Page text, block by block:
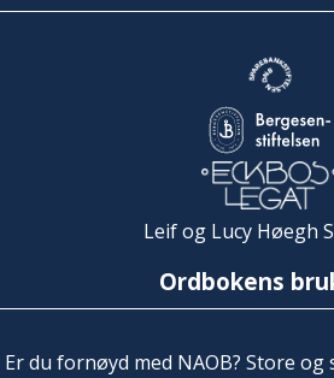
Leif og Lucy Høegh
Ordbokens
Er du fornøyd med NAOB? Store